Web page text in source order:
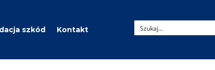
szkód Kontakt